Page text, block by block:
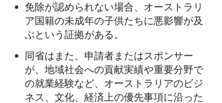
免除が認められない場合、オーストラリ
ア国籍の未成年の子供たちに悪影響が及
ぶという証拠がある。
同省はまた、申請者またはスポンサー
が、地域社会への貢献実績や重要分野で
の就業経験など、オーストラリアのビジ
ネス、文化、経済上の優先事項に沿った